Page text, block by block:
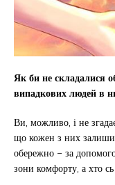
Як би не складалися
випадкових людей в
Ви, можливо, і не
що кожен з них
обережно – за
зони комфорту, а хто